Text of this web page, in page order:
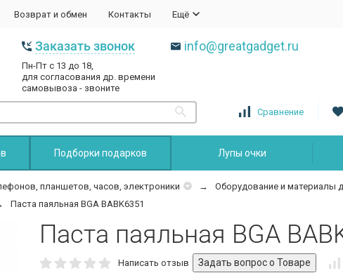
Возврат и обмен Контакты Ещё
Заказать звонок
Пн-Пт с 13 до 18,
для согласования др. времени
самовывоза - звоните
info@greatgadget.ru
Сравнение
Подборки подарков Лупы очки
планшетов, часов, электроники
Оборудование и материалы
Паста паяльная BGA BABK6351
Паста паяльная BGA
Написать отзыв